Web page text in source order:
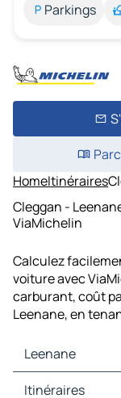
Parkings
HomeItinéraires
Cleggan -
ViaMichelin
Calculez
voiture avec
carburant, coût
Leenane, en
Leenane
Leenane Cartes
Itinéraires